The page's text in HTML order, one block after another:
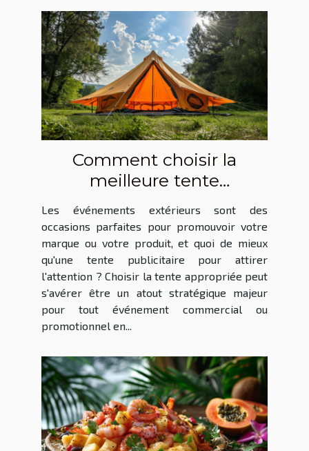
Comment choisir la
meilleure tente
publicitaire pour vos
événements extérieurs
Les événements extérieurs sont des
occasions parfaites pour promouvoir votre
marque ou votre produit, et quoi de mieux
qu'une tente publicitaire pour attirer
l'attention ? Choisir la tente appropriée peut
s'avérer être un atout stratégique majeur
pour tout événement commercial ou
promotionnel en...